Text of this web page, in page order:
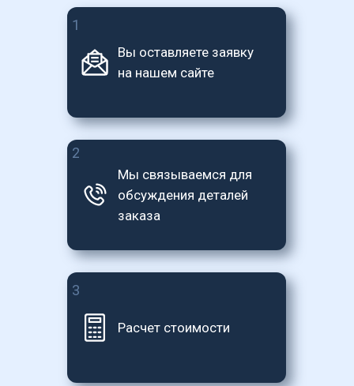
Вы оставляете заявку
на нашем сайте
1
3
Мы связываемся для
обсуждения деталей
заказа
Расчет стоимости
2